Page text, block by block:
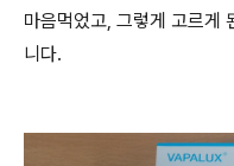
마음먹었고, 그렇게 고르게
니다.